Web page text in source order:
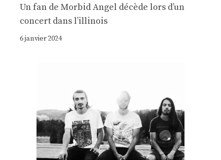
Un fan de Morbid Angel décède lors d’un
concert dans l’illinois
6 janvier 2024